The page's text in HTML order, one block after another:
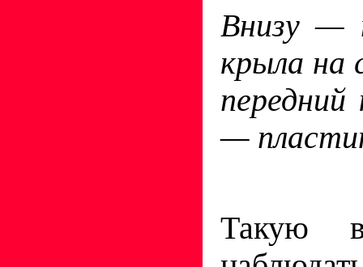
Внизу —
крыла на
—
Такую